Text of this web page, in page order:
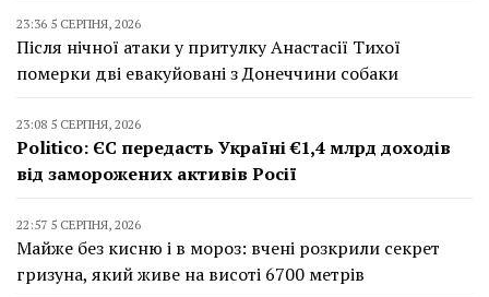
23:36 5 СЕРПНЯ, 2026
Після нічної атаки у притулку Анастасії Тихої
померки дві евакуйовані з Донеччини собаки
23:08 5 СЕРПНЯ, 2026
Politico: ЄС передасть Україні €1,4 млрд доходів
від заморожених активів Росії
22:57 5 СЕРПНЯ, 2026
Майже без кисню і в мороз: вчені розкрили секрет
гризуна, який живе на висоті 6700 метрів